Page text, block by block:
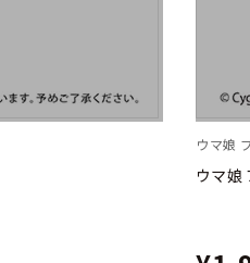
ウマ娘
ウマ娘